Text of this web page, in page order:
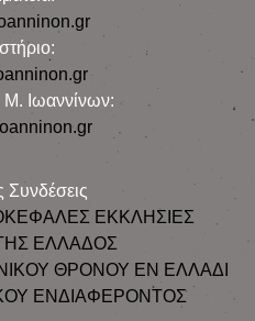
Μ. Ιωαννίνων:
Συνδέσεις
ΕΚΚΛΗΣΙΕΣ
ΕΛΛΑΔΟΣ
ΘΡΟΝΟΥ ΕΝ ΕΛΛΑΔΙ
ΕΝΔΙΑΦΕΡΟΝΤΟΣ